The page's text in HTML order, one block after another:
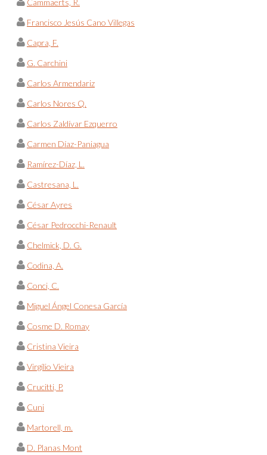
Cammaerts, R.
Francisco Jesús Cano Villegas
Capra, F.
G. Carchini
Carlos Armendariz
Carlos Nores Q.
Carlos Zaldívar Ezquerro
Carmen Díaz-Paniagua
Ramírez-Díaz, L.
Castresana, L.
César Ayres
César Pedrocchi-Renault
Chelmick, D. G.
Codina, A.
Conci, C.
Miguel Ángel Conesa García
Cosme D. Romay
Cristina Vieira
Virgílio Vieira
Crucitti, P.
Cuni
Martorell, m.
D. Planas Mont